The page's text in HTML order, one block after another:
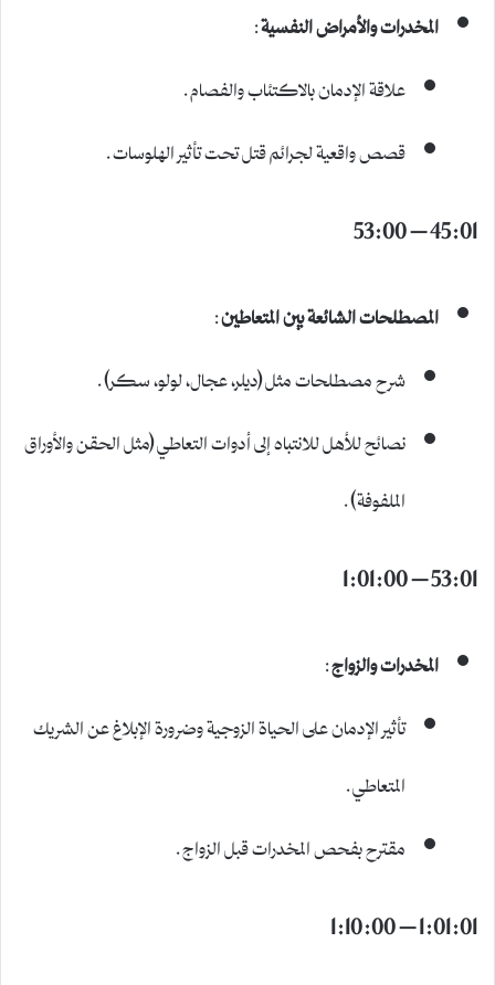
المخدرات والأمراض النفسية:
علاقة الإدمان بالاكتئاب والفصام.
قصص واقعية لجرائم قتل تحت تأثير الهلوسات.
45:01 – 53:00
المصطلحات الشائعة بين المتعاطين:
شرح مصطلحات مثل (ديلر، عجال، لولو، سكر).
نصائح للأهل للانتباه إلى أدوات التعاطي (مثل الحقن والأوراق
الملفوفة).
53:01 – 1:01:00
المخدرات والزواج:
تأثير الإدمان على الحياة الزوجية وضرورة الإبلاغ عن الشريك
المتعاطي.
مقترح بفحص المخدرات قبل الزواج.
1:01:01 – 1:10:00